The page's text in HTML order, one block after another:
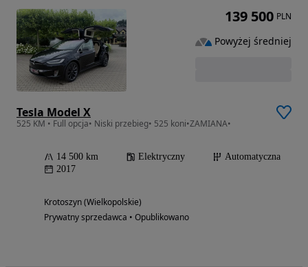
Tesla Model X
525 KM • Full opcja• Niski przebieg• 525 koni•ZAMIANA•
14 500 km Elektryczny
Automatyczna
2017
Krotoszyn (Wielkopolskie)
Prywatny sprzedawca • Opublikowano
139 500 PLN
Powyżej średniej